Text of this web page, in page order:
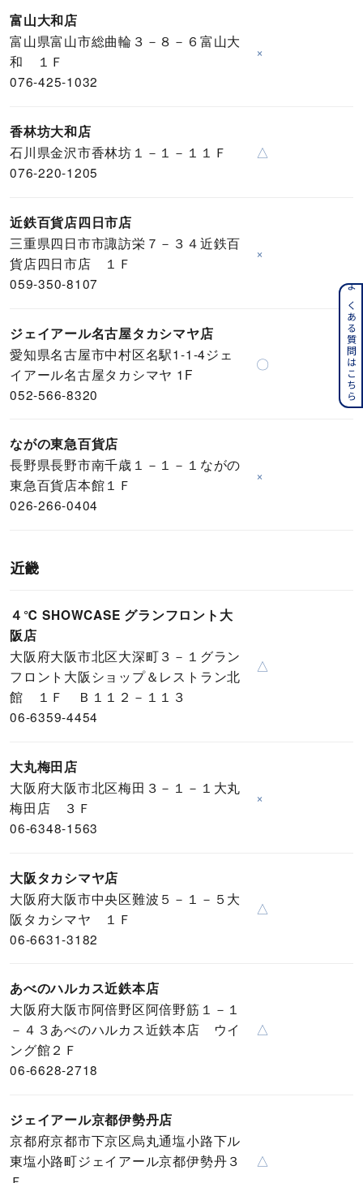
富山大和店
富山県富山市総曲輪３－８－６富山大
和 １Ｆ
076-425-1032
×
香林坊大和店
石川県金沢市香林坊１－１－１１Ｆ
076-220-1205
△
近鉄百貨店四日市店
三重県四日市市諏訪栄７－３４近鉄百
貨店四日市店 １Ｆ
059-350-8107
×
ジェイアール名古屋タカシマヤ店
愛知県名古屋市中村区名駅1-1-4ジェ
イアール名古屋タカシマヤ 1F
052-566-8320
〇
ながの東急百貨店
長野県長野市南千歳１－１－１ながの
東急百貨店本館１Ｆ
026-266-0404
×
近畿
４℃ SHOWCASE グランフロント大
阪店
大阪府大阪市北区大深町３－１グラン
フロント大阪ショップ＆レストラン北
館 １Ｆ Ｂ１１２－１１３
06-6359-4454
△
大丸梅田店
大阪府大阪市北区梅田３－１－１大丸
梅田店 ３Ｆ
06-6348-1563
×
大阪タカシマヤ店
大阪府大阪市中央区難波５－１－５大
阪タカシマヤ １Ｆ
06-6631-3182
△
あべのハルカス近鉄本店
大阪府大阪市阿倍野区阿倍野筋１－１
－４３あべのハルカス近鉄本店 ウイ
ング館２Ｆ
06-6628-2718
△
ジェイアール京都伊勢丹店
京都府京都市下京区烏丸通塩小路下ル
東塩小路町ジェイアール京都伊勢丹３
△
よくある質問はこちら